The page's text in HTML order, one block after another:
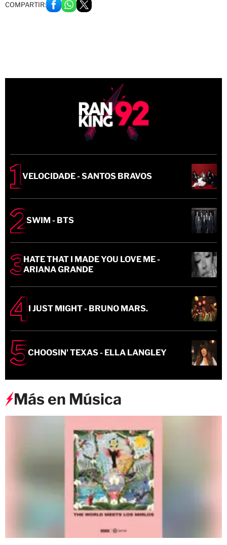
COMPARTIR:
VELOCIDADE - SANTOS BRAVOS
SWIM - BTS
HATE THAT I MADE YOU LOVE ME -
ARIANA GRANDE
I JUST MIGHT - BRUNO MARS.
CHOOSIN' TEXAS - ELLA LANGLEY
Más en Música